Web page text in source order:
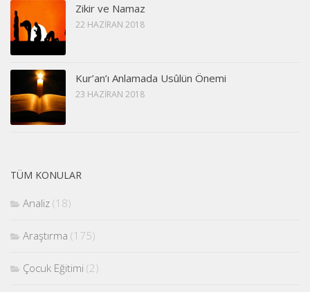
Zikir ve Namaz
22 HAZIRAN 2018
Kur’an’ı Anlamada Usûlün Önemi
23 HAZIRAN 2018
TÜM KONULAR
Analiz (18)
Araştırma (175)
Çocuk Eğitimi (2)